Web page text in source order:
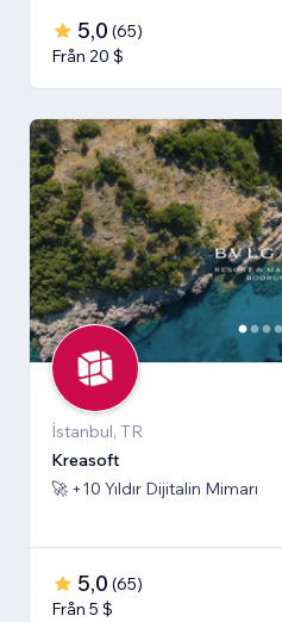
5,0 (65)
Från 20 $
İstanbul, TR
Kreasoft
🚀 +10 Yıldır Dijitalin Mimarı
5,0 (65)
Från 5 $